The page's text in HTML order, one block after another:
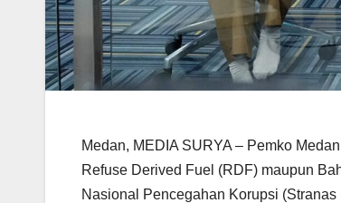
Medan, MEDIA SURYA – Pemko
Refuse Derived Fuel (RDF) maupun
Nasional Pencegahan Korupsi (Stranas